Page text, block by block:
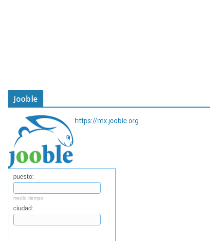
Jooble
https://mx.jooble.org
puesto:
medio tiempo
ciudad: